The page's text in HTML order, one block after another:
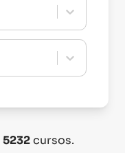
5232cursos.